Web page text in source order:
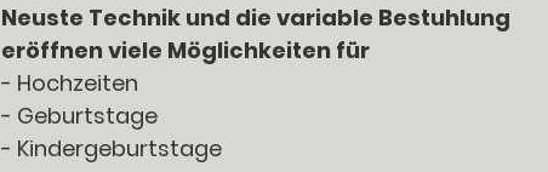
Neuste Technik und die variable Bestuhlung
eröffnen viele Möglichkeiten für
- Hochzeiten
- Geburtstage
- Kindergeburtstage